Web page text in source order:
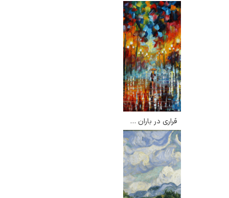
قراری در باران – لئونید آفرمو